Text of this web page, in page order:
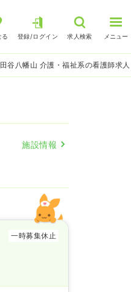
る 登録/ログイン 求人検索 メニュー
谷八幡山 介護・福祉系の看護師求人
施設情報
一時募集休止